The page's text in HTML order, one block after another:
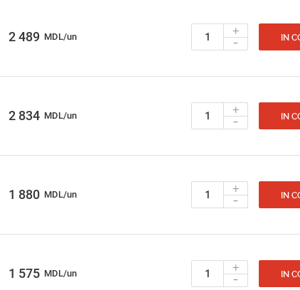
2 489 MDL/un +
- IN
2 834 MDL/un +
- IN
1 880 MDL/un +
- IN
1 575 MDL/un +
- IN